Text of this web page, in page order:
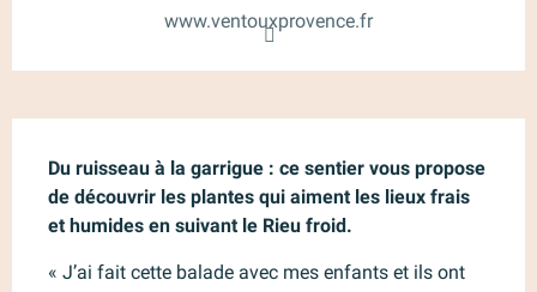
www.ventouxprovence.fr
Du ruisseau à la garrigue : ce sentier vous propose
de découvrir les plantes qui aiment les lieux frais
et humides en suivant le Rieu froid.
« J’ai fait cette balade avec mes enfants et ils ont